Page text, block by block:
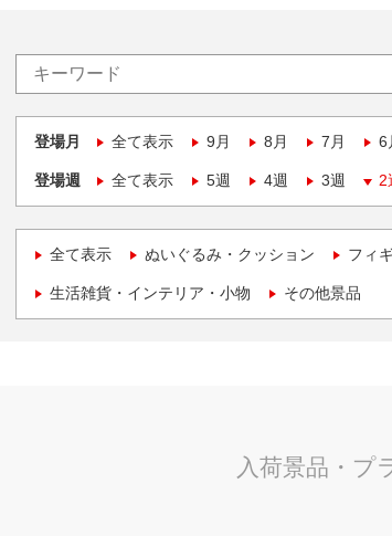
登場月 全て表示 9月 8月 7月 6
登場週 全て表示 5週 4週 3週 2
全て表示 ぬいぐるみ・クッション フィ
生活雑貨・インテリア・小物 その他景品